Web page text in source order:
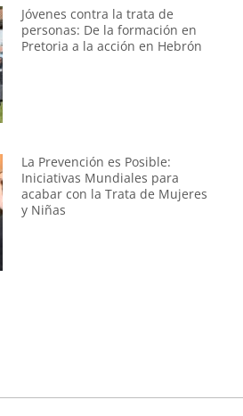
Jóvenes contra la trata de
personas: De la formación en
Pretoria a la acción en Hebrón
La Prevención es Posible:
Iniciativas Mundiales para
acabar con la Trata de Mujeres
y Niñas